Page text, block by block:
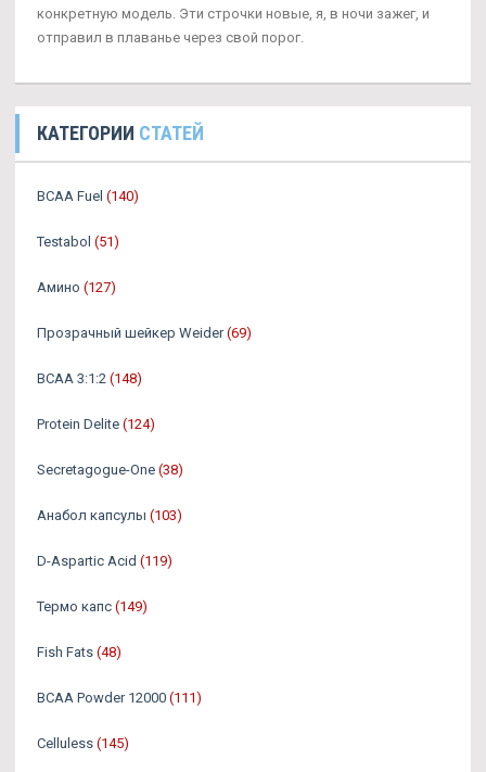
конкретную модель. Эти строчки новые, я, в ночи зажег, и
отправил в плаванье через свой порог.
КАТЕГОРИИ СТАТЕЙ
BCAA Fuel (140)
Testabol (51)
Амино (127)
Прозрачный шейкер Weider (69)
BCAA 3:1:2 (148)
Protein Delite (124)
Secretagogue-One (38)
Анабол капсулы (103)
D-Aspartic Acid (119)
Термо капс (149)
Fish Fats (48)
BCAA Powder 12000 (111)
Celluless (145)